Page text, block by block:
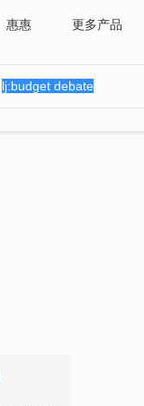
惠惠 更多产品